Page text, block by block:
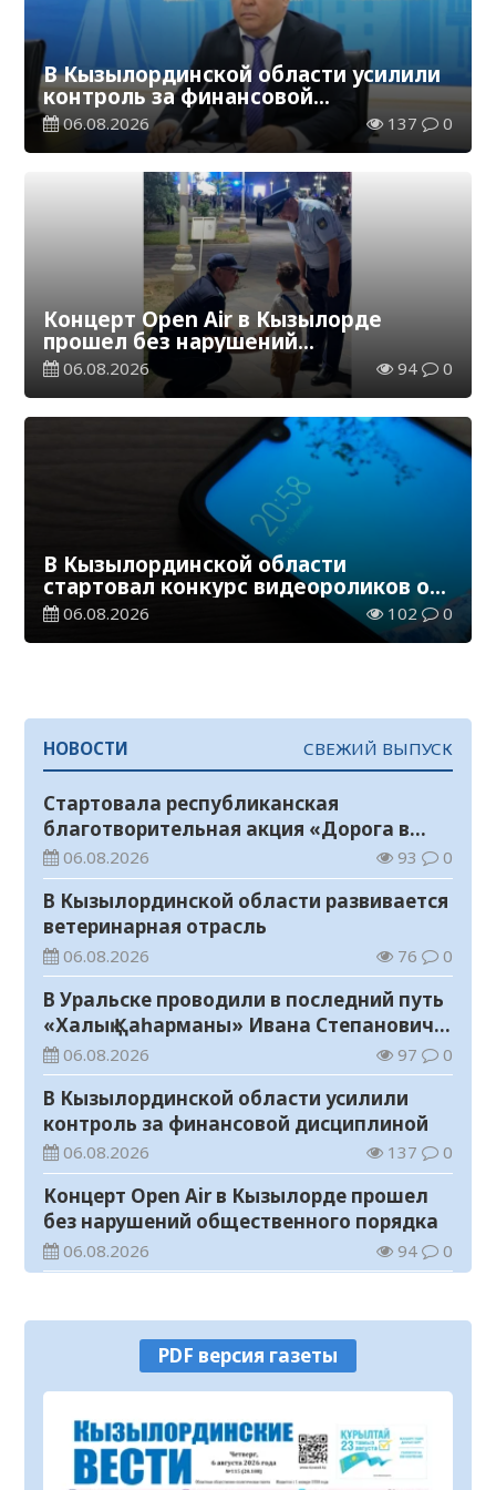
В Кызылординской области усилили
контроль за финансовой
дисциплиной
06.08.2026 137 0
Концерт Open Air в Кызылорде
прошел без нарушений
общественного порядка
06.08.2026 94 0
В Кызылординской области
стартовал конкурс видеороликов о
семейных ценностях и Конституции
06.08.2026 102 0
НОВОСТИ СВЕЖИЙ ВЫПУСК
Стартовала республиканская
благотворительная акция «Дорога в
школу»
06.08.2026 93 0
В Кызылординской области развивается
ветеринарная отрасль
06.08.2026 76 0
В Уральске проводили в последний путь
«Халық Қаһарманы» Ивана Степановича
Гапича
06.08.2026 97 0
В Кызылординской области усилили
контроль за финансовой дисциплиной
06.08.2026 137 0
Концерт Open Air в Кызылорде прошел
без нарушений общественного порядка
06.08.2026 94 0
конкурс видеороликов о семейных
ценностях и Конституции
06.08.2026
Соблюдение правил пожарной
безопасности – обязанность каждого
гражданина
06.08.2026 57
PDF версия газеты